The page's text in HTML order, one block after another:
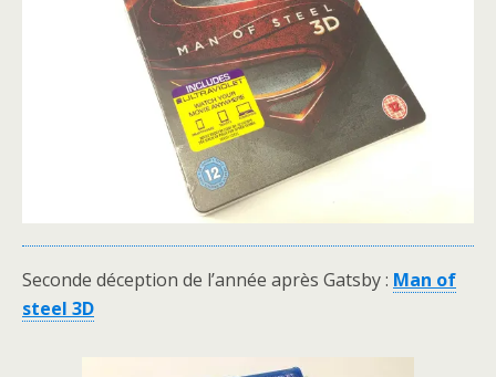
Seconde déception de l’année après Gatsby : Man of
steel 3D